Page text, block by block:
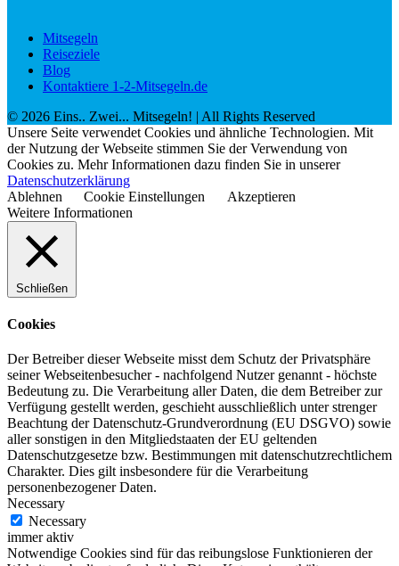
Mitsegeln
Reiseziele
Blog
Kontaktiere 1-2-Mitsegeln.de
© 2026 Eins.. Zwei... Mitsegeln! | All Rights Reserved
Unsere Seite verwendet Cookies und ähnliche Technologien. Mit
der Nutzung der Webseite stimmen Sie der Verwendung von
Cookies zu. Mehr Informationen dazu finden Sie in unserer
Datenschutzerklärung
Ablehnen
Cookie Einstellungen
Akzeptieren
Weitere Informationen
Schließen
Cookies
Der Betreiber dieser Webseite misst dem Schutz der Privatsphäre
seiner Webseitenbesucher - nachfolgend Nutzer genannt - höchste
Bedeutung zu. Die Verarbeitung aller Daten, die dem Betreiber zur
Verfügung gestellt werden, geschieht ausschließlich unter strenger
Beachtung der Datenschutz-Grundverordnung (EU DSGVO) sowie
aller sonstigen in den Mitgliedstaaten der EU geltenden
Datenschutzgesetze bzw. Bestimmungen mit datenschutzrechtlichem
Charakter. Dies gilt insbesondere für die Verarbeitung
personenbezogener Daten.
Necessary
Necessary
immer aktiv
Notwendige Cookies sind für das reibungslose Funktionieren der